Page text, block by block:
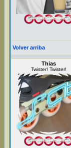
Volver arriba
Thias
Twister! Twister!